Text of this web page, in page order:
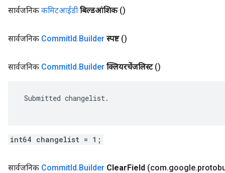
सार्वजनिक कमिटआईडी बिल्डआंशिक ()
सार्वजनिक CommitId.Builder स्पष्ट ()
सार्वजनिक CommitId.Builder क्लियरचेंजलिस्ट ()
Submitted changelist.
int64 changelist = 1;
सार्वजनिक CommitId.Builder ClearField (com.google.